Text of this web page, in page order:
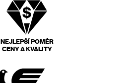
NEJLEPŠÍ POMĚR
CENY A KVALITY